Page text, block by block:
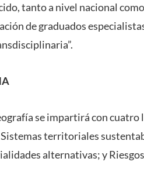
tanto a nivel nacional
de graduados
se impartirá con
territoriales
alternativas; y